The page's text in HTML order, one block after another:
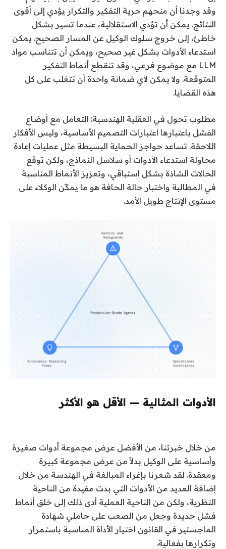
وقد وجدنا أن منحهم حرية التفكير والتكرار يؤدي إلى أقوى
النتائج. يمكن أن تؤدي الاستقلالية، عندما تسير بشكل
خاطئ، إلى خروج سلوك الوكيل عن المسار الصحيح. يمكن
استدعاء الأدوات بشكل غير صحيح، ويمكن أن تتناسب مواد
LLM مع موضوع فرعي، وقد تنقطع أنماط التفكير
المتوقعة. ولا يمكن لأي ضمانة واحدة أن تتغلب على كل
هذه القضايا.
مطلوب تحول في العقلية الهندسية: التعامل مع أوضاع
الفشل باعتبارها اعتبارات التصميم الأساسية، وليس الأفكار
اللاحقة. تساعد حواجز الحماية البسيطة مثل عمليات إعادة
محاولة استدعاء الأدوات أو سلاسل النماذج، ولكن توقع
الحالات الشاذة بشكل استباقي، وتعزيز الأنماط المناسبة
في المطالبة واختبار حالة الحافة هو ما يمكّن الوكلاء على
مستوى الإنتاج طويل الأمد.
الأدوات المثالية — الأقل هو الأكثر
من خلال خبرتنا، من الأفضل عرض مجموعة أدوات صغيرة
وأساسية على الوكيل بدلاً من عرض مجموعة كبيرة
ومعقدة. لقد شعرنا بإغراء المبالغة في الهندسة من خلال
إضافة العديد من الأدوات التي بدت مفيدة من الناحية
النظرية، ولكن من الناحية العملية أدى ذلك إلى خلق أنماط
فشل جديدة وجعل من الصعب على حاملي شهادة
الماجستير في القانون اختيار الأداة المناسبة باستمرار
وتكرارها بفعالية.